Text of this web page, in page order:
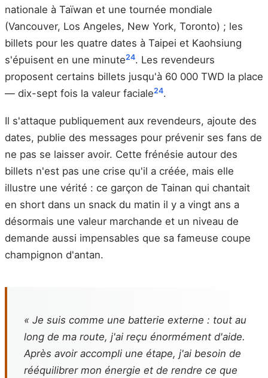
nationale à Taïwan et une tournée mondiale
(Vancouver, Los Angeles, New York, Toronto) ; les
billets pour les quatre dates à Taipei et Kaohsiung
s'épuisent en une minute24. Les revendeurs
proposent certains billets jusqu'à 60 000 TWD la place
— dix-sept fois la valeur faciale24.
Il s'attaque publiquement aux revendeurs, ajoute des
dates, publie des messages pour prévenir ses fans de
ne pas se laisser avoir. Cette frénésie autour des
billets n'est pas une crise qu'il a créée, mais elle
illustre une vérité : ce garçon de Tainan qui chantait
en short dans un snack du matin il y a vingt ans a
désormais une valeur marchande et un niveau de
demande aussi impensables que sa fameuse coupe
champignon d'antan.
« Je suis comme une batterie externe : tout au
long de ma route, j'ai reçu énormément d'aide.
Après avoir accompli une étape, j'ai besoin de
rééquilibrer mon énergie et de rendre ce que